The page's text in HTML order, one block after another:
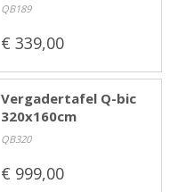
QB189
€ 339,00
Vergadertafel Q-bic
320x160cm
QB320
€ 999,00